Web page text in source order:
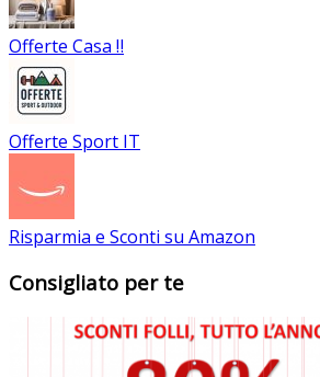
Offerte Casa ‼
Offerte Sport IT
Risparmia e Sconti su Amazon
Consigliato per te